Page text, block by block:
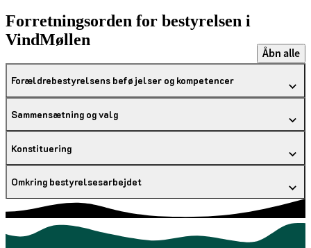
Forretningsorden for bestyrelsen i
VindMøllen
Åbn alle
Forældrebestyrelsens beføjelser og kompetencer
Sammensætning og valg
Konstituering
Omkring bestyrelsesarbejdet